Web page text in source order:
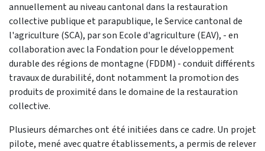
annuellement au niveau cantonal dans la restauration
collective publique et parapublique, le Service cantonal de
l'agriculture (SCA), par son Ecole d'agriculture (EAV), - en
collaboration avec la Fondation pour le développement
durable des régions de montagne (FDDM) - conduit différents
travaux de durabilité, dont notamment la promotion des
produits de proximité dans le domaine de la restauration
collective.
Plusieurs démarches ont été initiées dans ce cadre. Un projet
pilote, mené avec quatre établissements, a permis de relever